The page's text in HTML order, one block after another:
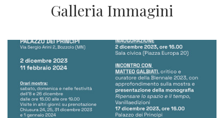
Costi
iscrizione
biennio
Come
Galleria Immagini